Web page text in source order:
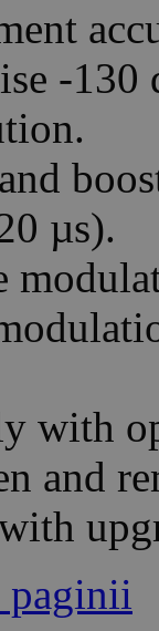
-
µs).
with
and
paginii